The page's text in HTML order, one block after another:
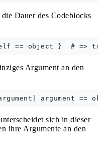
Dauer des Codeblocks
Argument an den
sich in dieser
ihre Argumente an den